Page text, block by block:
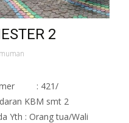
2
: 421/
KBM smt 2
Yth : Orang tua/Wali